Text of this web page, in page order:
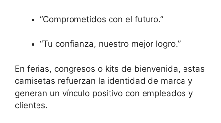
“Comprometidos con el futuro.”
“Tu confianza, nuestro mejor logro.”
En ferias, congresos o kits de bienvenida, estas
camisetas refuerzan la identidad de marca y
generan un vínculo positivo con empleados y
clientes.